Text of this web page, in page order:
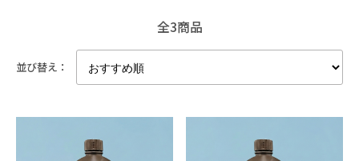
製品を探す
洗浄剤
すべてを見る
汚れから探す
用途から探す
キーワードから選ぶ
溶解剤
おすすめ製品診断
全3商品
並び替え：